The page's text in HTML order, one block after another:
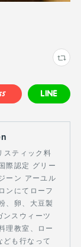
ティック料
際認定 グリー
ーン アーユル
ンにてローフ
、卵、大豆製
スウィーツ
理教室、ロー
ども行なって